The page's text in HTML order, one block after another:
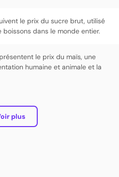
le prix du sucre brut, utilisé
dans le monde entier.
le prix du maïs, une
humaine et animale et la
plus